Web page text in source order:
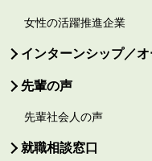
女性の活躍推進企業
インターンシップ／
先輩の声
先輩社会人の声
就職相談窓口